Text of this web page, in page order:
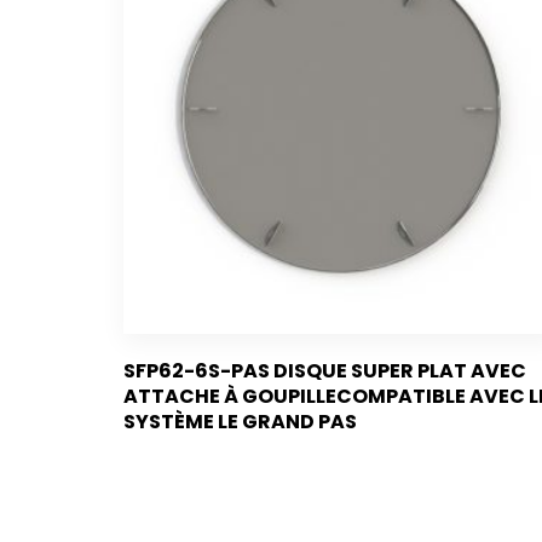
SFP62-6S-PAS DISQUE SUPER PLAT AVEC
ATTACHE À GOUPILLECOMPATIBLE AVEC
SYSTÈME LE GRAND PAS